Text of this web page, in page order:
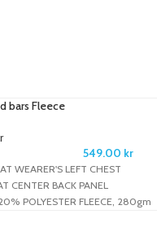
bars Fleece
549.00 kr
WEARER'S LEFT CHEST
CENTER BACK PANEL
POLYESTER FLEECE, 280gm